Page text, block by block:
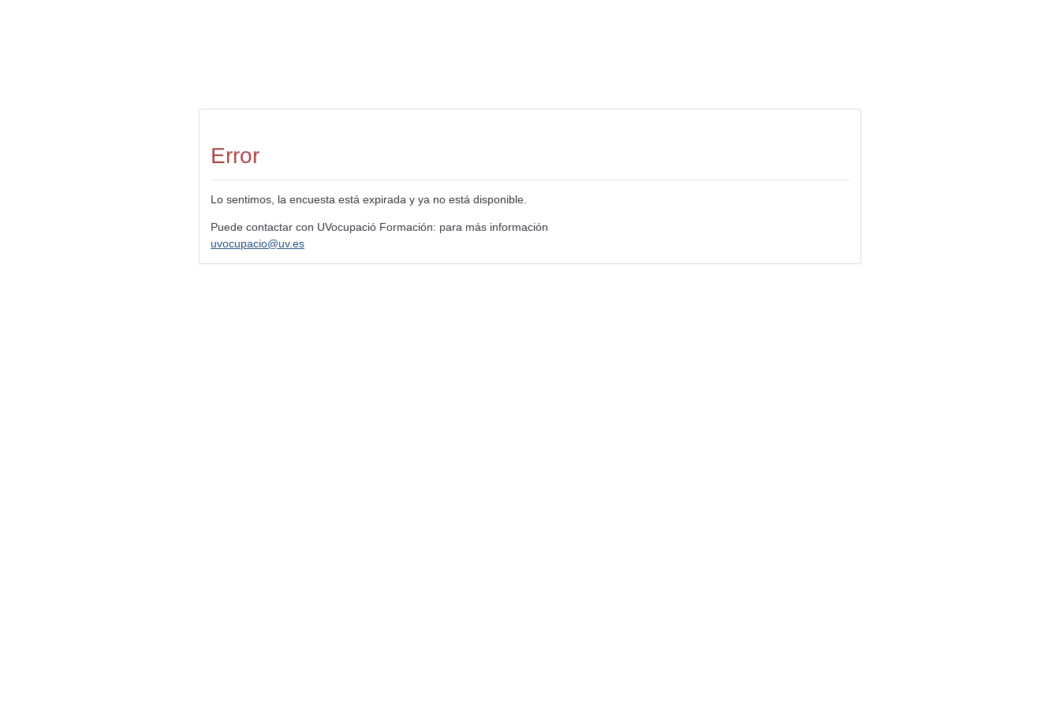
Error
Lo sentimos, la encuesta está expirada y ya no está disponible.
Puede contactar con UVocupació Formación: para más información
uvocupacio@uv.es